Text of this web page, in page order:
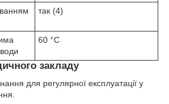
так (4)
60 °C
закладу
для регулярної експлуатації у